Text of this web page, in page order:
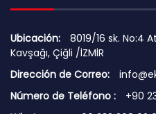
Ubicación:
8019/16 sk. No:4
Kavşağı, Çiğli /İZMİR
Dirección de Correo:
Número de Teléfono :
+90